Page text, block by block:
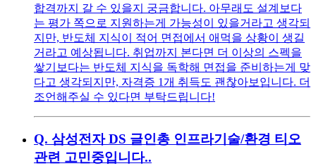
합격까지 갈 수 있을지 궁금합니다. 아무래도 설계보다
는 평가 쪽으로 지원하는게 가능성이 있을거라고 생각되
지만, 반도체 지식이 적어 면접에서 애먹을 상황이 생길
거라고 예상됩니다. 취업까지 본다면 더 이상의 스펙을
쌓기보다는 반도체 지식을 독학해 면접을 준비하는게 맞
다고 생각되지만, 자격증 1개 취득도 괜찮아보입니다. 더
조언해주실 수 있다면 부탁드립니다!
Q. 삼성전자 DS 글인총 인프라기술/환경 티오
관련 고민중입니다..